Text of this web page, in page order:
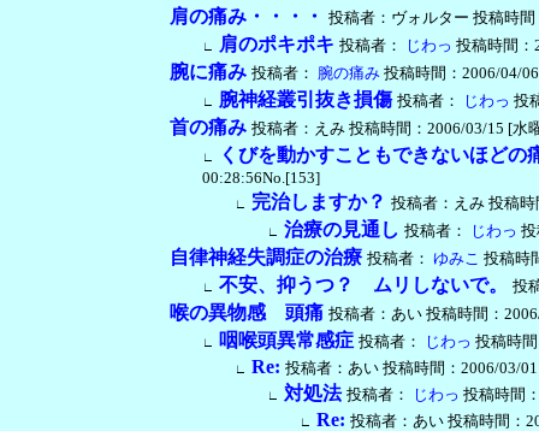
肩の痛み・・・・ 投稿者：ヴォルター 投稿時
∟ 肩のポキポキ 投稿者： じわっ 投稿時間：
腕に痛み 投稿者： 腕の痛み 投稿時間：2006/04/
∟ 腕神経叢引抜き損傷 投稿者： じわっ 投
首の痛み 投稿者：えみ 投稿時間：2006/03/15 [水
∟ くびを動かすこともできないほどの
00:28:56No.[153]
∟ 完治しますか？ 投稿者：えみ 投稿
∟ 治療の見通し 投稿者： じわっ
自律神経失調症の治療 投稿者： ゆみこ 投稿時
∟ 不安、抑うつ？ ムリしないで。 投
喉の異物感 頭痛 投稿者：あい 投稿時間：
∟ 咽喉頭異常感症 投稿者： じわっ 投稿時
∟ Re: 投稿者：あい 投稿時間：2006/03/
∟ 対処法 投稿者： じわっ 投稿時間
∟ Re: 投稿者：あい 投稿時間：